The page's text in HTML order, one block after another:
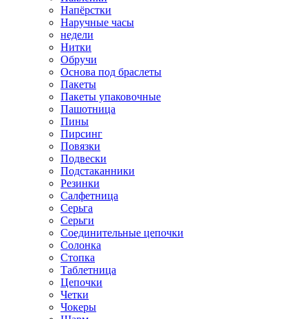
Напёрстки
Наручные часы
недели
Нитки
Обручи
Основа под браслеты
Пакеты
Пакеты упаковочные
Пашотница
Пины
Пирсинг
Повязки
Подвески
Подстаканники
Резинки
Салфетница
Серьга
Серьги
Соединительные цепочки
Солонка
Стопка
Таблетница
Цепочки
Четки
Чокеры